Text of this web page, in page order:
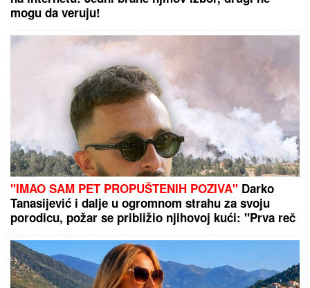
"ZLOČESTA, LJUBOMORNA BABA"Dara Bubamara
UZVRATILA Cakani na prozivke, pa progovorila o
dečku i šokirala komentarom o Seki Aleksić (VIDEO)